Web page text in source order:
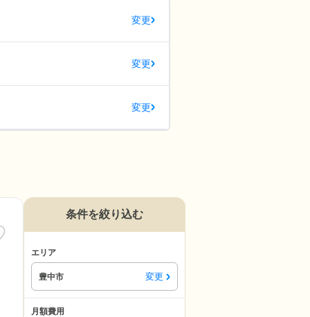
変更
変更
変更
条件を絞り込む
エリア
豊中市 変更
月額費用